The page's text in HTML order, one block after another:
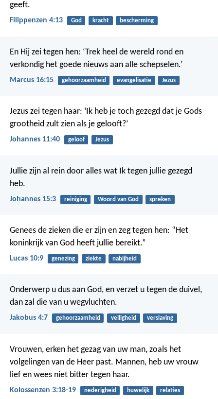
geeft.
Filippenzen 4:13 God kracht bescherming
En Hij zei tegen hen: ‘Trek heel de wereld rond en
verkondig het goede nieuws aan alle schepselen.’
Marcus 16:15 gehoorzaamheid evangelisatie Jezus
Jezus zei tegen haar: ‘Ik heb je toch gezegd dat je Gods
grootheid zult zien als je gelooft?’
Johannes 11:40 geloof Jezus
Jullie zijn al rein door alles wat Ik tegen jullie gezegd
heb.
Johannes 15:3 reiniging Woord van God spreken
Genees de zieken die er zijn en zeg tegen hen: “Het
koninkrijk van God heeft jullie bereikt.”
Lucas 10:9 genezing ziekte nabijheid
Onderwerp u dus aan God, en verzet u tegen de duivel,
dan zal die van u wegvluchten.
Jakobus 4:7 gehoorzaamheid veiligheid verslaving
Vrouwen, erken het gezag van uw man, zoals het
volgelingen van de Heer past. Mannen, heb uw vrouw
lief en wees niet bitter tegen haar.
Kolossenzen 3:18-19 nederigheid huwelijk relaties